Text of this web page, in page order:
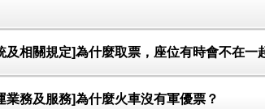
及相關規定]為什麼取票，座位有時會不在一
業務及服務]為什麼火車沒有軍優票？